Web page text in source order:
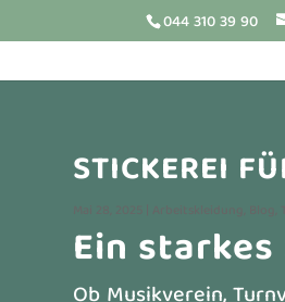
044 310 39 90
STICKEREI
Ein